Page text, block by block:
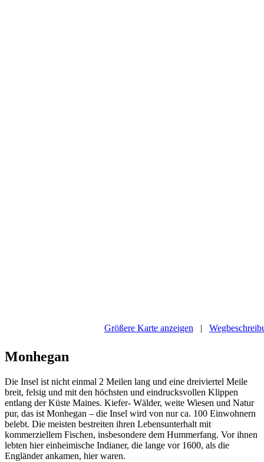
Größere Karte anzeigen |
Monhegan
Die Insel ist nicht einmal 2 Meilen lang und eine dreiviertel Meile
breit, felsig und mit den höchsten und eindrucksvollen Klippen
entlang der Küste Maines. Kiefer- Wälder, weite Wiesen und Natur
pur, das ist Monhegan – die Insel wird von nur ca. 100 Einwohnern
belebt. Die meisten bestreiten ihren Lebensunterhalt mit
kommerziellem Fischen, insbesondere dem Hummerfang. Vor ihnen
lebten hier einheimische Indianer, die lange vor 1600, als die
Engländer ankamen, hier waren.